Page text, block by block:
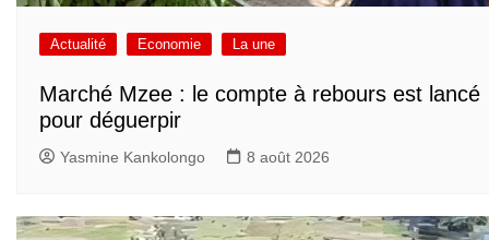
Actualité Economie La une
Marché Mzee : le compte à rebours est lancé
pour déguerpir
Yasmine Kankolongo 8 août 2026